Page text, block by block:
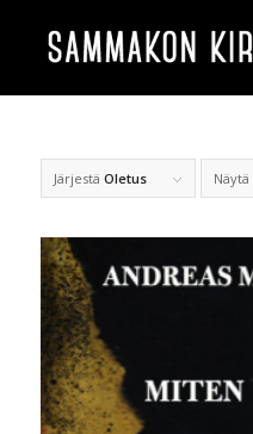
Järjestä Oletus Näytä